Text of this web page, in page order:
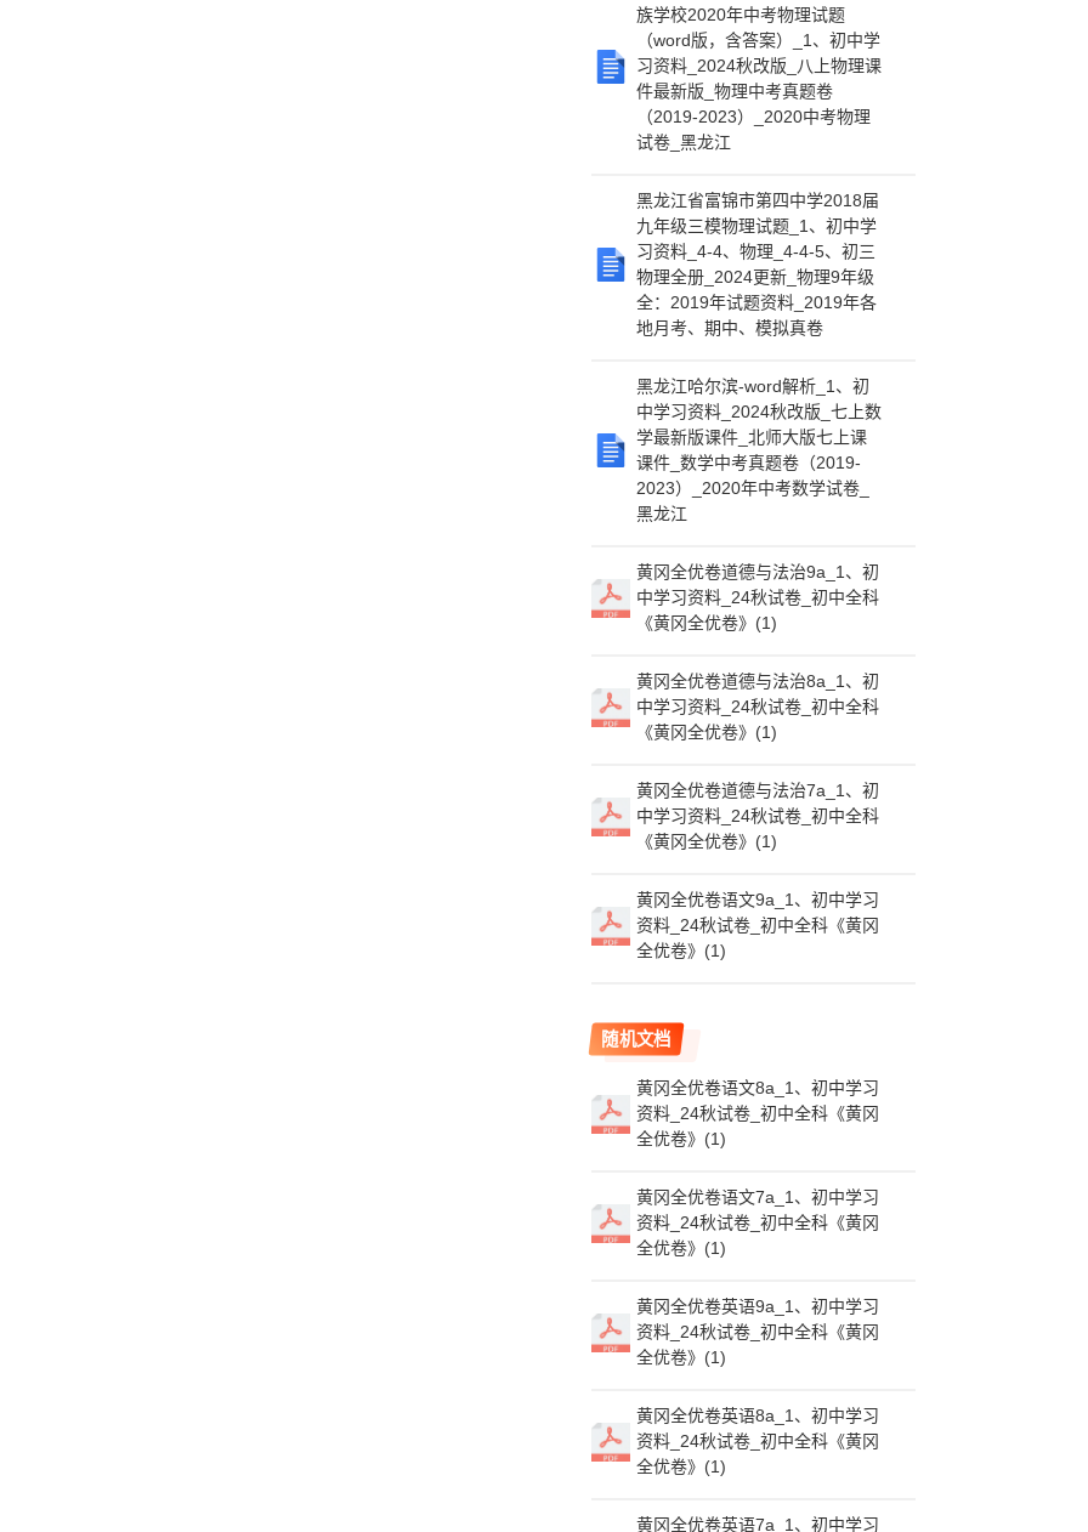
族学校2020年中考物理试题
（word版，含答案）_1、初中学
习资料_2024秋改版_八上物理课
件最新版_物理中考真题卷
（2019-2023）_2020中考物理
试卷_黑龙江
黑龙江省富锦市第四中学2018届
九年级三模物理试题_1、初中学
习资料_4-4、物理_4-4-5、初三
物理全册_2024更新_物理9年级
全：2019年试题资料_2019年各
地月考、期中、模拟真卷
黑龙江哈尔滨-word解析_1、初
中学习资料_2024秋改版_七上数
学最新版课件_北师大版七上课
课件_数学中考真题卷（2019-
2023）_2020年中考数学试卷_
黑龙江
黄冈全优卷道德与法治9a_1、初
中学习资料_24秋试卷_初中全科
《黄冈全优卷》(1)
黄冈全优卷道德与法治8a_1、初
中学习资料_24秋试卷_初中全科
《黄冈全优卷》(1)
黄冈全优卷道德与法治7a_1、初
中学习资料_24秋试卷_初中全科
《黄冈全优卷》(1)
黄冈全优卷语文9a_1、初中学习
资料_24秋试卷_初中全科《黄冈
全优卷》(1)
随机文档
黄冈全优卷语文8a_1、初中学习
资料_24秋试卷_初中全科《黄冈
全优卷》(1)
黄冈全优卷语文7a_1、初中学习
资料_24秋试卷_初中全科《黄冈
全优卷》(1)
黄冈全优卷英语9a_1、初中学习
资料_24秋试卷_初中全科《黄冈
全优卷》(1)
黄冈全优卷英语8a_1、初中学习
资料_24秋试卷_初中全科《黄冈
全优卷》(1)
黄冈全优卷英语7a_1、初中学习